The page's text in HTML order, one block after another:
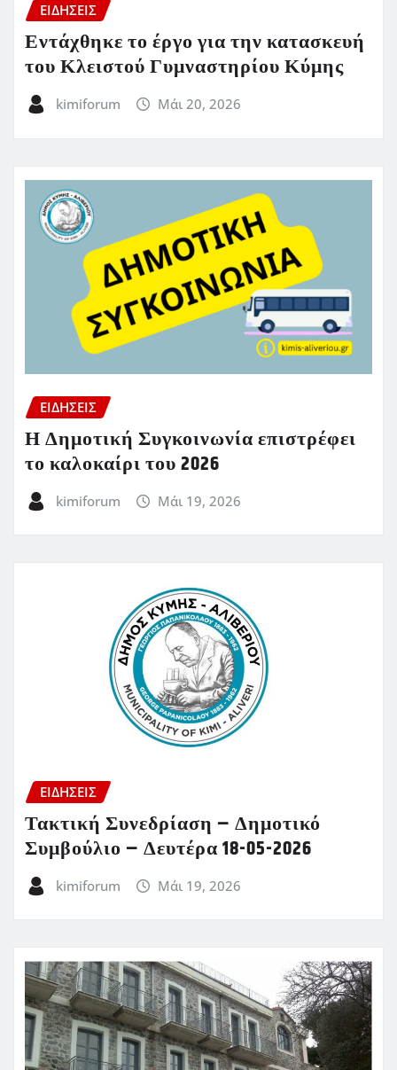
ΕΙΔΗΣΕΙΣ
Εντάχθηκε το έργο για την κατασκευή
του Κλειστού Γυμναστηρίου Κύμης
kimiforum Μάι 20, 2026
ΕΙΔΗΣΕΙΣ
Η Δημοτική Συγκοινωνία επιστρέφει
το καλοκαίρι του 2026
kimiforum Μάι 19, 2026
ΕΙΔΗΣΕΙΣ
Τακτική Συνεδρίαση – Δημοτικό
Συμβούλιο – Δευτέρα 18-05-2026
kimiforum Μάι 19, 2026